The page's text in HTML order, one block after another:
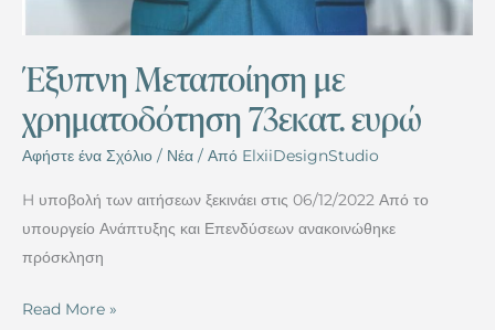
Έξυπνη Μεταποίηση με
χρηματοδότηση 73εκατ. ευρώ
Αφήστε ένα Σχόλιο / Νέα / Από ElxiiDesignStudio
H υποβολή των αιτήσεων ξεκινάει στις 06/12/2022 Από το
υπουργείο Ανάπτυξης και Επενδύσεων ανακοινώθηκε
πρόσκληση
Read More »